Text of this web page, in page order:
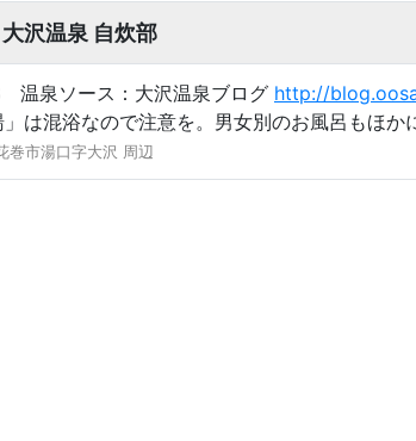
大沢温泉 自炊部
温泉ソース：大沢温泉ブログ http://
は混浴なので注意を。男女別のお風呂もほか
巻市湯口字大沢 周辺